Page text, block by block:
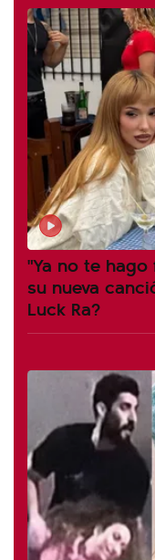
"Ya no te
su nueva
Luck Ra?